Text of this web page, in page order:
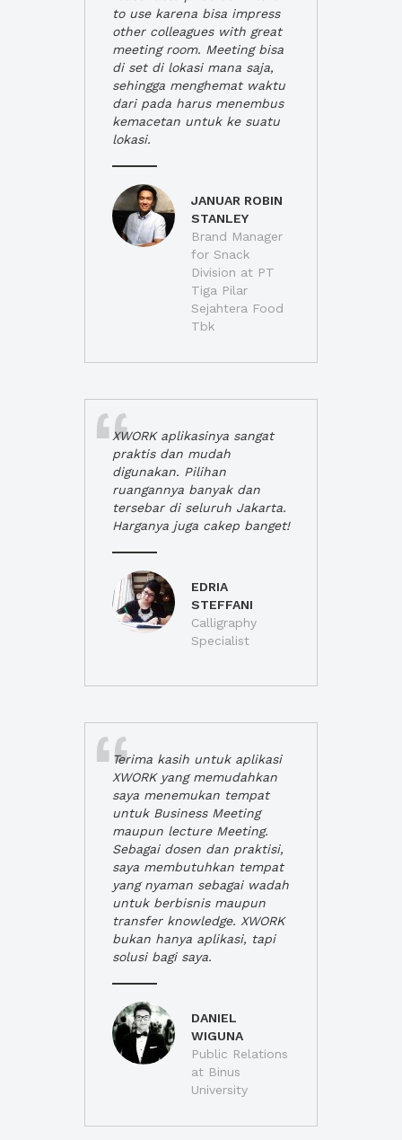
to use karena bisa impress
other colleagues with great
meeting room. Meeting bisa
di set di lokasi mana saja,
sehingga menghemat waktu
dari pada harus menembus
kemacetan untuk ke suatu
lokasi.
JANUAR ROBIN
STANLEY
Brand Manager
for Snack
Division at PT
Tiga Pilar
Sejahtera Food
Tbk
XWORK aplikasinya sangat
praktis dan mudah
digunakan. Pilihan
ruangannya banyak dan
tersebar di seluruh Jakarta.
Harganya juga cakep banget!
EDRIA
STEFFANI
Calligraphy
Specialist
Terima kasih untuk aplikasi
XWORK yang memudahkan
saya menemukan tempat
untuk Business Meeting
maupun lecture Meeting.
Sebagai dosen dan praktisi,
saya membutuhkan tempat
yang nyaman sebagai wadah
untuk berbisnis maupun
transfer knowledge. XWORK
bukan hanya aplikasi, tapi
solusi bagi saya.
DANIEL
WIGUNA
Public Relations
at Binus
University